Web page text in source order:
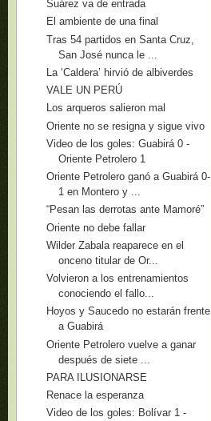
Suárez va de entrada
El ambiente de una final
Tras 54 partidos en Santa Cruz,
San José nunca le ...
La ‘Caldera’ hirvió de albiverdes
VALE UN PERÚ
Los arqueros salieron mal
Oriente no se resigna y sigue vivo
Video de los goles: Guabirá 0 -
Oriente Petrolero 1
Oriente Petrolero ganó a Guabirá 0-
1 en Montero y ...
“Pesan las derrotas ante Mamoré”
Oriente no debe fallar
Wilder Zabala reaparece en el
onceno titular de Or...
Volvieron a los entrenamientos
conociendo el fallo...
Hoyos y Saucedo no estarán frente
a Guabirá
Oriente Petrolero vuelve a ganar
después de siete ...
PARA ILUSIONARSE
Renace la esperanza
Video de los goles: Bolívar 1 -